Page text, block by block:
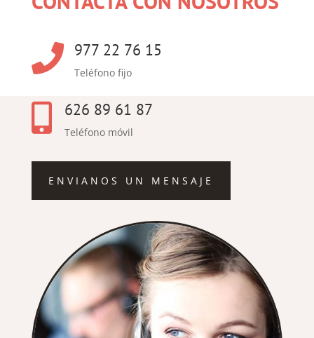
 977 22 76 15
Teléfono fijo
 626 89 61 87
Teléfono móvil
ENVIANOS UN MENSAJE